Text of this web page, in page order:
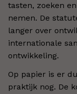
tasten, zoeken
nemen. De
langer over
internationale
ontwikkeling.
Op papier is er
praktijk nog. De